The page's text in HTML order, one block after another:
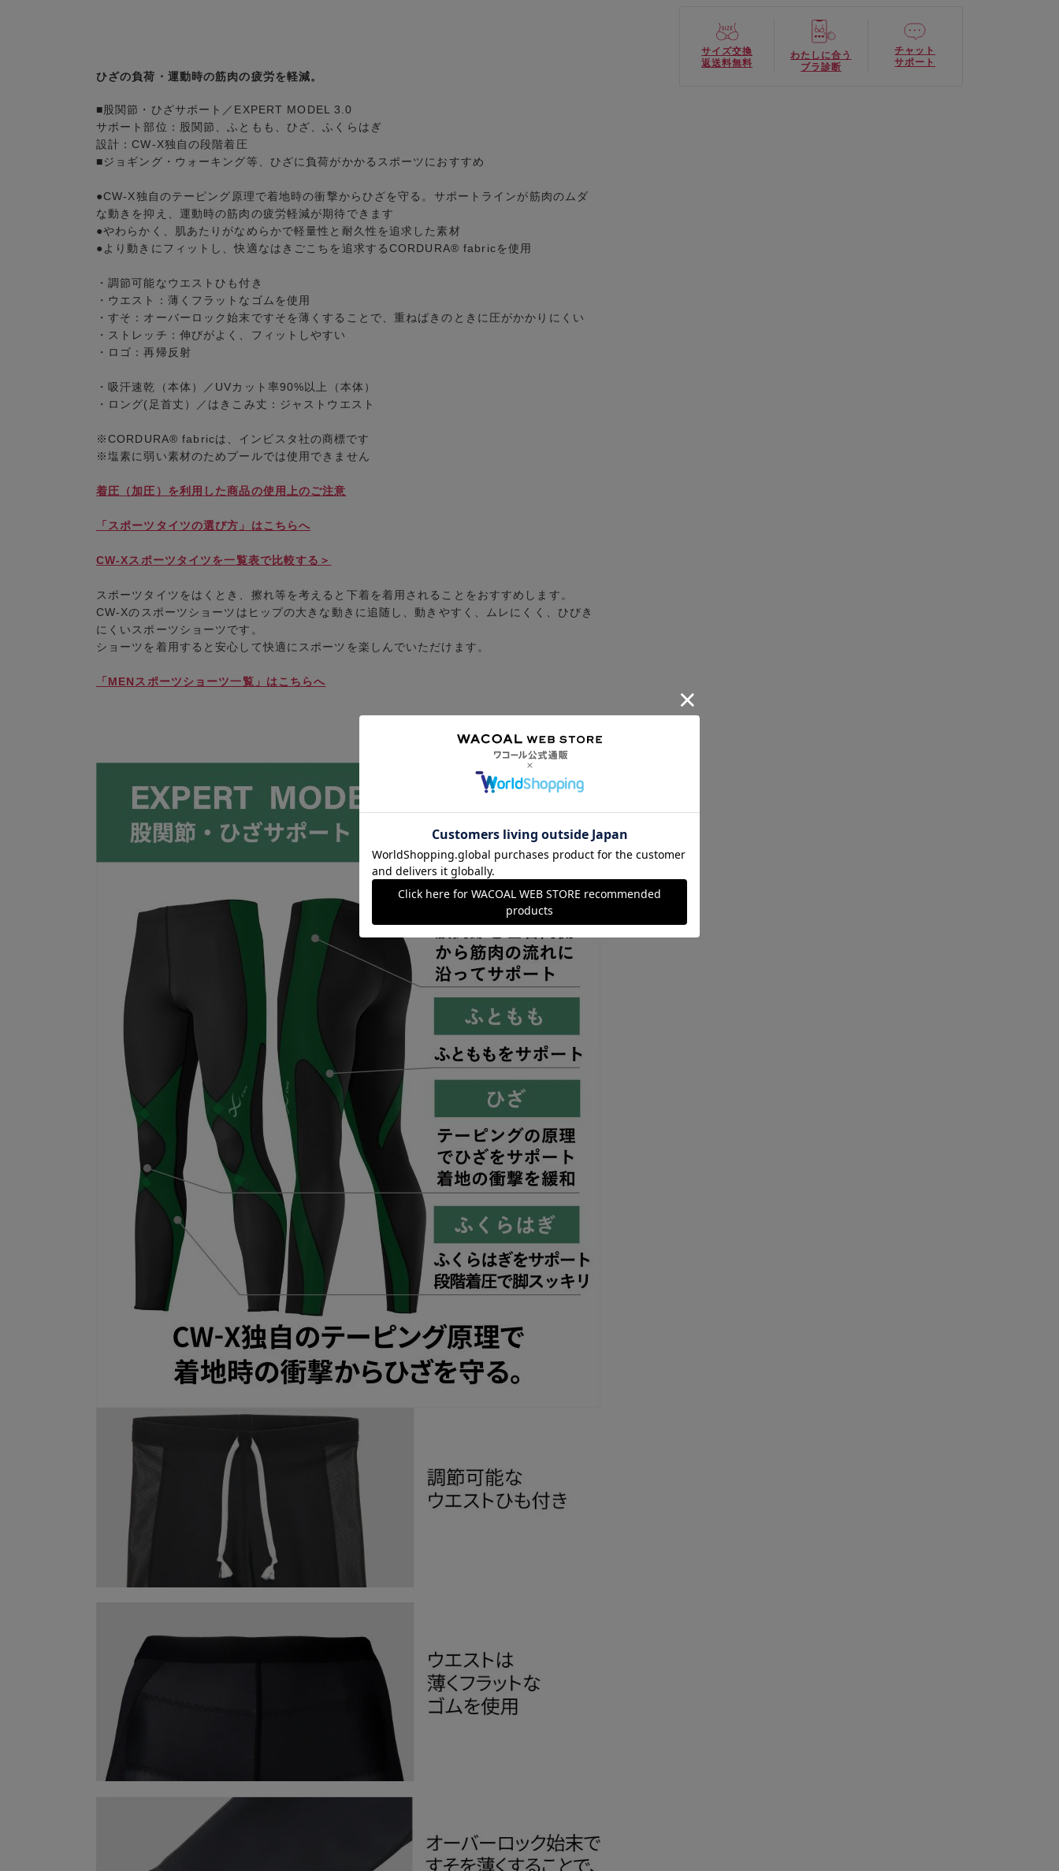
サイズ交換
返送料無料
わたしに合う
ブラ診断
チャット
サポート
ひざの負荷・運動時の筋肉の疲労を軽減。
■股関節・ひざサポート／EXPERT MODEL 3.0
サポート部位：股関節、ふともも、ひざ、ふくらはぎ
設計：CW-X独自の段階着圧
■ジョギング・ウォーキング等、ひざに負荷がかかるスポーツにおすすめ
●CW-X独自のテーピング原理で着地時の衝撃からひざを守る。サポートラインが筋肉のムダ
な動きを抑え、運動時の筋肉の疲労軽減が期待できます
●やわらかく、肌あたりがなめらかで軽量性と耐久性を追求した素材
●より動きにフィットし、快適なはきごこちを追求するCORDURA® fabricを使用
・調節可能なウエストひも付き
・ウエスト：薄くフラットなゴムを使用
・すそ：オーバーロック始末ですそを薄くすることで、重ねばきのときに圧がかかりにくい
・ストレッチ：伸びがよく、フィットしやすい
・ロゴ：再帰反射
・吸汗速乾（本体）／UVカット率90%以上（本体）
・ロング(足首丈）／はきこみ丈：ジャストウエスト
※CORDURA® fabricは、インビスタ社の商標です
※塩素に弱い素材のためプールでは使用できません
着圧（加圧）を利用した商品の使用上のご注意
「スポーツタイツの選び方」はこちらへ
CW-Xスポーツタイツを一覧表で比較する＞
スポーツタイツをはくとき、擦れ等を考えると下着を着用されることをおすすめします。
CW-Xのスポーツショーツはヒップの大きな動きに追随し、動きやすく、ムレにくく、ひびき
にくいスポーツショーツです。
ショーツを着用すると安心して快適にスポーツを楽しんでいただけます。
「MENスポーツショーツ一覧」はこちらへ